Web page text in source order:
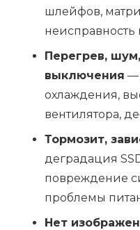
шлейфов,
Перегрев,
выключения —
охлаждения,
вентилятора,
Тормозит,
деградация
повреждение
проблемы
Нет